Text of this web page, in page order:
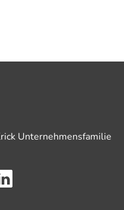
Unternehmensfamilie